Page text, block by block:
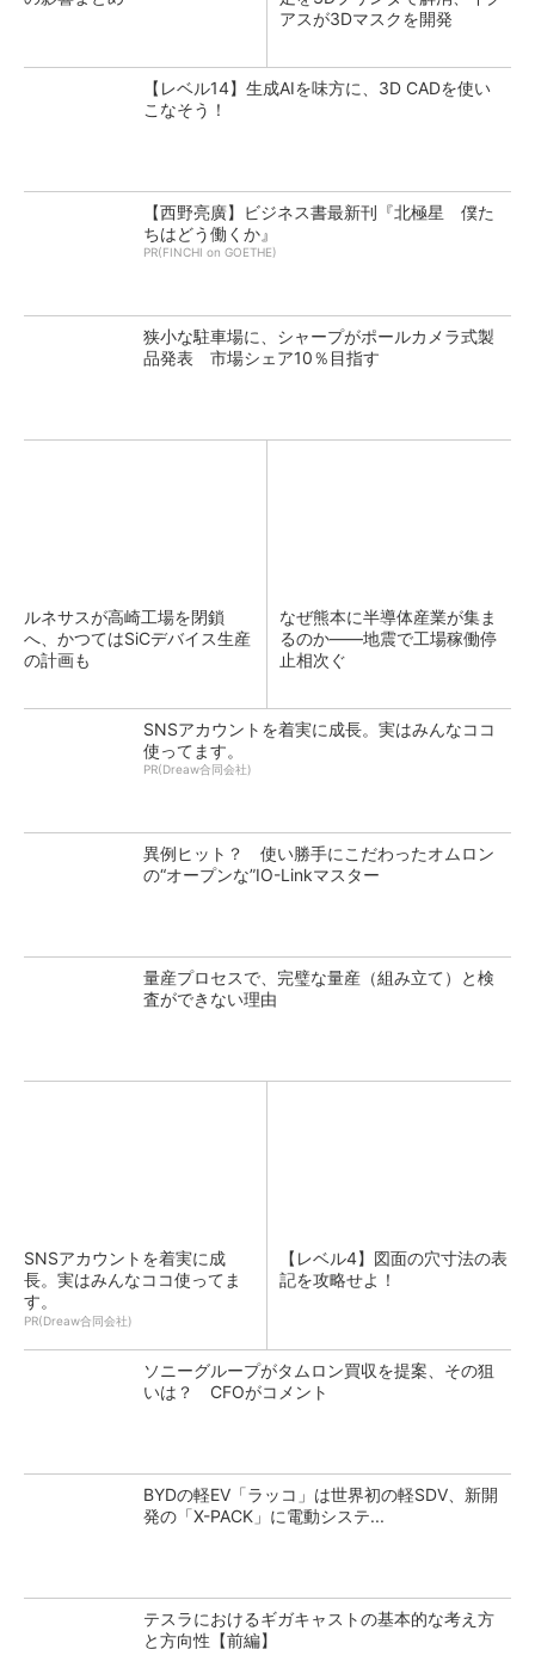
アスが3Dマスクを開発
【レベル14】生成AIを味方に、3D CADを使い
こなそう！
【西野亮廣】ビジネス書最新刊『北極星 僕た
ちはどう働くか』
PR(FINCHI on GOETHE)
狭小な駐車場に、シャープがポールカメラ式製
品発表 市場シェア10％目指す
ルネサスが高崎工場を閉鎖
へ、かつてはSiCデバイス生産
の計画も
なぜ熊本に半導体産業が集ま
るのか――地震で工場稼働停
止相次ぐ
SNSアカウントを着実に成長。実はみんなココ
使ってます。
PR(Dreaw合同会社)
異例ヒット？ 使い勝手にこだわったオムロン
の“オープンな”IO-Linkマスター
量産プロセスで、完璧な量産（組み立て）と検
査ができない理由
SNSアカウントを着実に成
長。実はみんなココ使ってま
す。
PR(Dreaw合同会社)
【レベル4】図面の穴寸法の表
記を攻略せよ！
ソニーグループがタムロン買収を提案、その狙
いは？ CFOがコメント
BYDの軽EV「ラッコ」は世界初の軽SDV、新開
発の「X-PACK」に電動システ...
テスラにおけるギガキャストの基本的な考え方
と方向性【前編】